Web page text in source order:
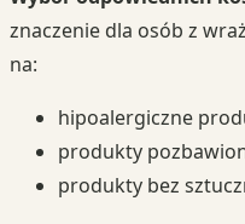
znaczenie dla osób z
na:
hipoalergiczne
produkty
produkty bez